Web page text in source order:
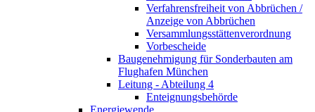
Verfahrensfreiheit von Abbrüchen /
Anzeige von Abbrüchen
Versammlungsstättenverordnung
Vorbescheide
Baugenehmigung für Sonderbauten am
Flughafen München
Leitung - Abteilung 4
Enteignungsbehörde
Energiewende